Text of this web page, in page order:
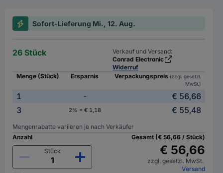
Sofort-Lieferung Mi., 12. Aug.
26 Stück
Verkauf und Versand:
Conrad Electronic
Widerruf
Menge (Stück)
Ersparnis Verpackungspreis (zzgl. gesetzl.
MwSt.)
1 -
€ 56,66
3
2% = € 1,18 € 55,48
Mengenrabatte variieren je nach Verkäufer
Anzahl
Stück
Gesamt (€ 56,66 / Stück)
€ 56,66
zzgl. gesetzl. MwSt.
Versand